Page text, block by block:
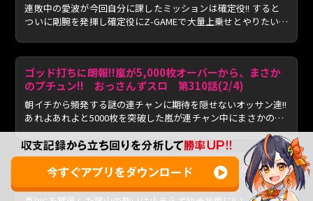
連敗中の愛波が今回自分に課したミッションは確定役!! すると
ついに剛腕を発揮し確定役にZ-GAMEで大量上乗せとやりたい放
ゴッド打ちに朗報!!嵐が5,000枚オーバーから、まさか
のプチュン!! おっさんずスロ 第310話(2/4)
朝イチから頻発する謎の連チャンに期待を隠せないオッサン達!!
あれよあれよと5000枚を突破した嵐が連チャン中にまさかの
プ...
今度はペロリナがブチか魔す!! 兎味ペロリナのジャン
バリ悪魔化計画 第337話(3/4)